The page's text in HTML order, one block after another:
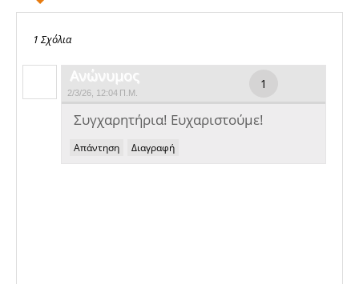
1 Σχόλια
Ανώνυμος
2/3/26, 12:04 Π.Μ.
Συγχαρητήρια! Ευχαριστούμε!
Απάντηση Διαγραφή